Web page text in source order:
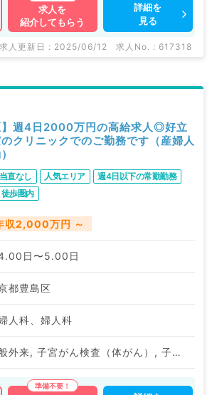
求人を
紹介してもらう
詳細を
見る
求人更新日 : 2025/06/12 求人No. : 617318
】週4日2000万円の高給求人◎好立
クリニックでのご勤務です（産婦人
当直なし 人気エリア
週4日以下の常勤勤務
歩圏内
収2,000万円 ～
日〜5.00日
都豊島区
人科、婦人科
一般外来, 子宮がん検査（体がん）, 子宮がん検査（頚がん）, その他, その他